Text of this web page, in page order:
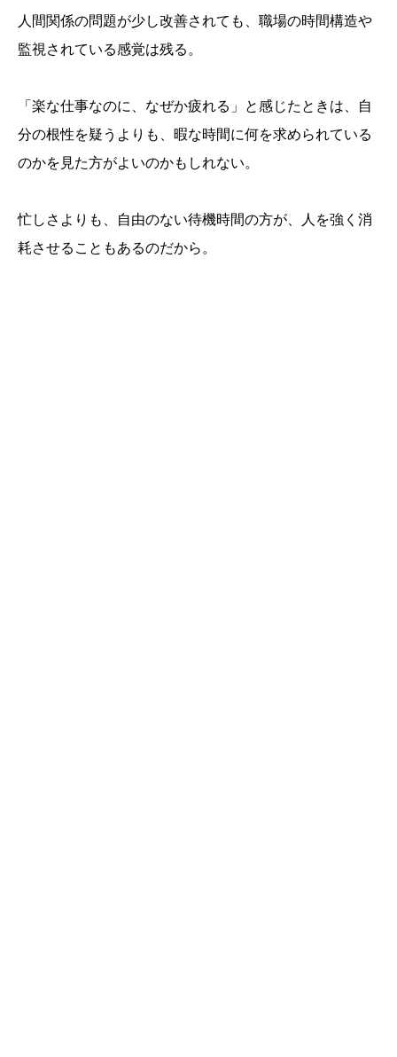
人間関係の問題が少し改善されても、職場の時間構造や
監視されている感覚は残る。
「楽な仕事なのに、なぜか疲れる」と感じたときは、自
分の根性を疑うよりも、暇な時間に何を求められている
のかを見た方がよいのかもしれない。
忙しさよりも、自由のない待機時間の方が、人を強く消
耗させることもあるのだから。